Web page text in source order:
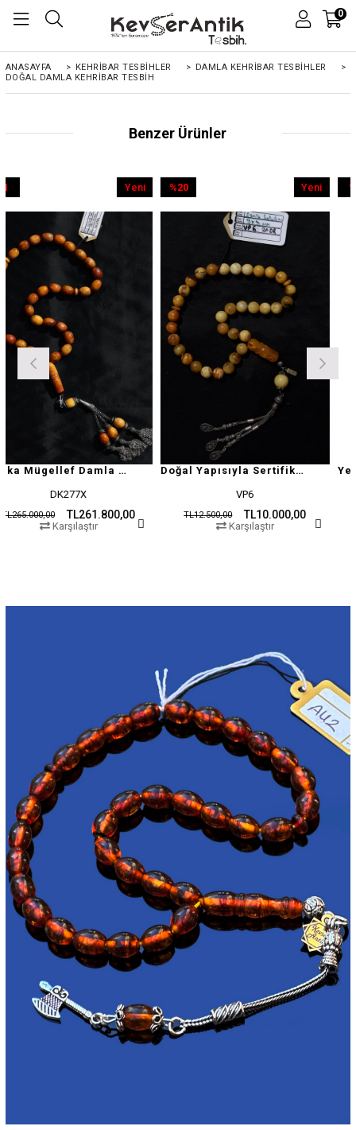
0
ANASAYFA > KEHRIBAR TESBIHLER > DAMLA KEHRİBAR TESBİHLER
>
DOĞAL DAMLA KEHRIBAR TESBIH
Benzer Ürünler
Antika Mügellef Damla Kehribar Tesbih
TL261.800,00
Doğal Yapısıyla Sertifikalı Damla Kehribar Tesbih
TL10.000,00
TL12.500,00
%20
Karşılaştır
TL19.500,00
%9
%9İndirim